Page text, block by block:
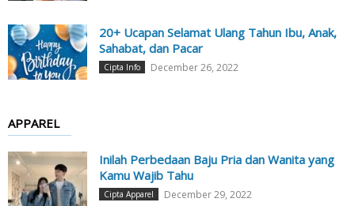
20+ Ucapan Selamat Ulang Tahun Ibu, Anak,
Sahabat, dan Pacar
Cipta Info December 26, 2022
APPAREL
Inilah Perbedaan Baju Pria dan Wanita yang
Kamu Wajib Tahu
Cipta Apparel December 29, 2022